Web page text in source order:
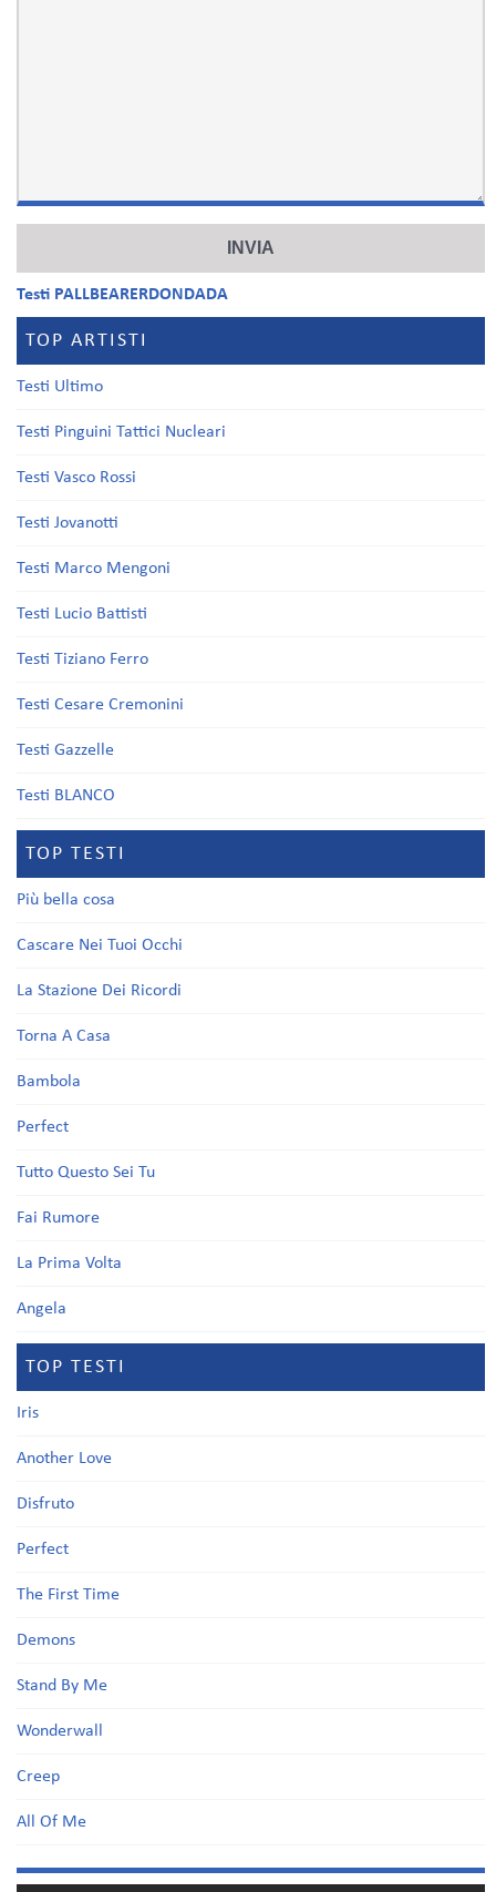
Testi PALLBEARERDONDADA
TOP ARTISTI
Testi Ultimo
Testi Pinguini Tattici Nucleari
Testi Vasco Rossi
Testi Jovanotti
Testi Marco Mengoni
Testi Lucio Battisti
Testi Tiziano Ferro
Testi Cesare Cremonini
Testi Gazzelle
Testi BLANCO
TOP TESTI
Più bella cosa
Cascare Nei Tuoi Occhi
La Stazione Dei Ricordi
Torna A Casa
Bambola
Perfect
Tutto Questo Sei Tu
Fai Rumore
La Prima Volta
Angela
TOP TESTI
Iris
Another Love
Disfruto
Perfect
The First Time
Demons
Stand By Me
Wonderwall
Creep
All Of Me